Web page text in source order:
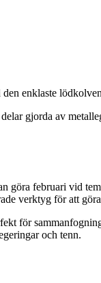
enklaste
gjorda av
februari vid
verktyg för att
för
och tenn.